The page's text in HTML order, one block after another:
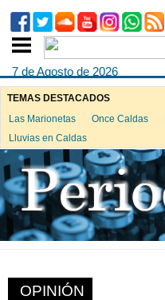
7 de Agosto de 2026
TEMAS DESTACADOS
Las Marionetas
Once Caldas
Lluvias en Caldas
OPINIÓN